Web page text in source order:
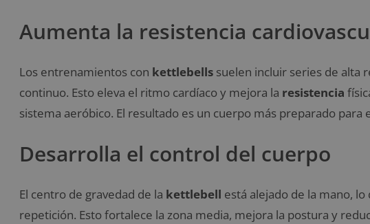
Aumenta la resistencia
Los entrenamientos con kettlebells suelen incluir series de alta
continuo. Esto eleva el ritmo cardíaco y mejora la resistencia
sistema aeróbico. El resultado es un cuerpo más preparado para
Desarrolla el control del cuerpo
El centro de gravedad de la kettlebell está alejado de la mano,
repetición. Esto fortalece la zona media, mejora la postura y